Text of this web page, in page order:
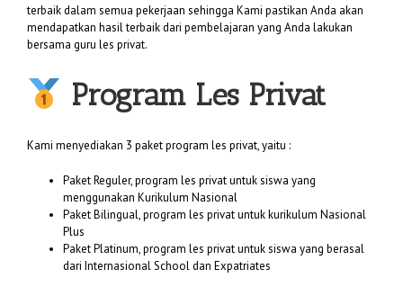
terbaik dalam semua pekerjaan sehingga Kami pastikan Anda akan
mendapatkan hasil terbaik dari pembelajaran yang Anda lakukan
bersama guru les privat.
Program Les Privat
Kami menyediakan 3 paket program les privat, yaitu :
Paket Reguler, program les privat untuk siswa yang
menggunakan Kurikulum Nasional
Paket Bilingual, program les privat untuk kurikulum Nasional
Plus
Paket Platinum, program les privat untuk siswa yang berasal
dari Internasional School dan Expatriates